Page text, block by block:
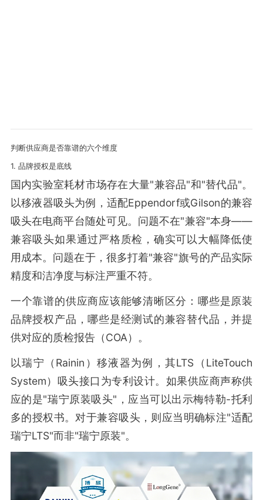
判断供应商是否靠谱的六个维度
1. 品牌授权是底线
国内实验室耗材市场存在大量"兼容品"和"替代品"。
以移液器吸头为例，适配Eppendorf或Gilson的兼容
吸头在电商平台随处可见。问题不在"兼容"本身——
兼容吸头如果通过严格质检，确实可以大幅降低使
用成本。问题在于，很多打着"兼容"旗号的产品实际
精度和洁净度与标注严重不符。
一个靠谱的供应商应该能够清晰区分：哪些是原装
品牌授权产品，哪些是经测试的兼容替代品，并提
供对应的质检报告（COA）。
以瑞宁（Rainin）移液器为例，其LTS（LiteTouch
System）吸头接口为专利设计。如果供应商声称供
应的是"瑞宁原装吸头"，应当可以出示梅特勒-托利
多的授权书。对于兼容吸头，则应当明确标注"适配
瑞宁LTS"而非"瑞宁原装"。